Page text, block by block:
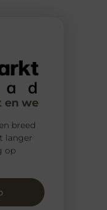
en we
breed
langer
op